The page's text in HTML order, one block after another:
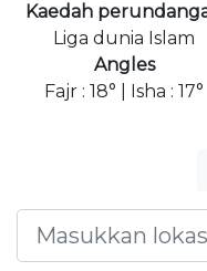
Kaedah
Liga dunia Islam
Angles
Fajr : 18° | Isha : 17°